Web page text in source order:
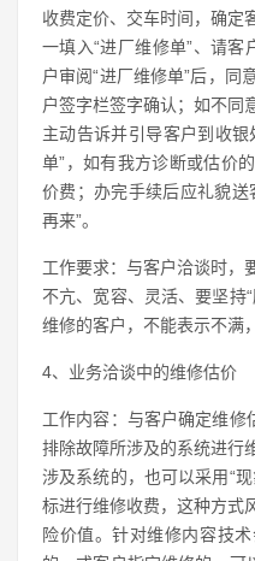
收费定价、交车时间，确定
一填入“进厂维修单”、请
户审阅“进厂维修单”后，同
户签字栏签字确认；如不同
主动告诉并引导客户到收
单”，如有我方诊断或估价
价费；办完手续后应礼貌送
再来”。
工作要求：与客户洽谈时，
不亢、宽容、灵活、要坚持
维修的客户，不能表示不满
4、业务洽谈中的维修估价
工作内容：与客户确定维修
排除故障所涉及的系统进行
涉及系统的，也可以采用“
标进行维修收费，这种方式
险价值。针对维修内容技